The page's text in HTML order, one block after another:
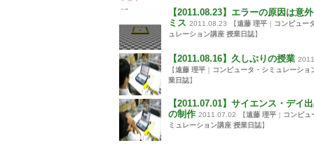
【2011.08.23】エラーの原因は意
ミス 2011.08.23 【遠藤 理平
コンピュー
ュレーション講座 授業日誌】
【2011.08.16】久しぶりの授業
【遠藤 理平
コンピュータ・シミュレーショ
業日誌】
【2011.07.01】サイエンス・デイ
の制作 2011.07.02 【遠藤 理平
コンピュ
ミュレーション講座 授業日誌】